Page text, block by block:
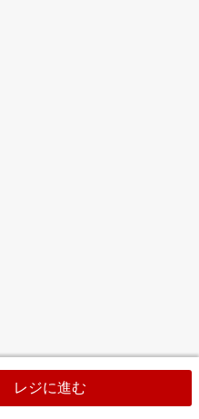
レジに進む